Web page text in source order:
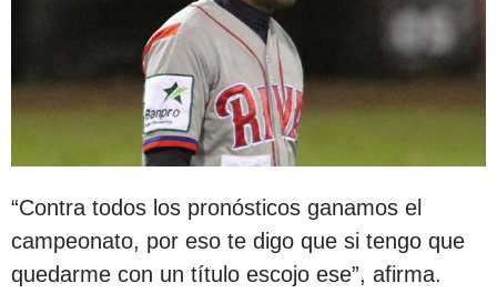
“Contra todos los pronósticos ganamos el
campeonato, por eso te digo que si tengo que
quedarme con un título escojo ese”, afirma.